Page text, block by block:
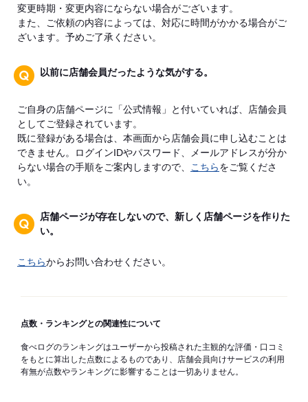
変更時期・変更内容にならない場合がございます。
また、ご依頼の内容によっては、対応に時間がかかる場合がご
ざいます。予めご了承ください。
以前に店舗会員だったような気がする。
ご自身の店舗ページに「公式情報」と付いていれば、店舗会員
としてご登録されています。
既に登録がある場合は、本画面から店舗会員に申し込むことは
できません。ログインIDやパスワード、メールアドレスが分か
らない場合の手順をご案内しますので、
こちらをご覧くださ
い。
店舗ページが存在しないので、新しく店舗ページを作りた
い。
こちらからお問い合わせください。
点数・ランキングとの関連性について
食べログのランキングはユーザーから投稿された主観的な評価・口コミ
をもとに算出した点数によるものであり、店舗会員向けサービスの利用
有無が点数やランキングに影響することは一切ありません。